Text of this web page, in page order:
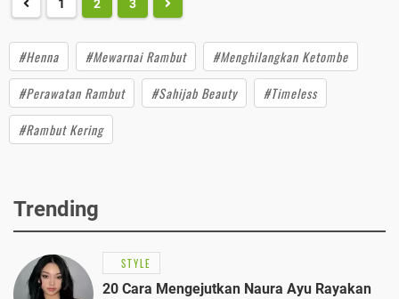
1 2 3
#Henna #Mewarnai Rambut
#Menghilangkan Ketombe
#Perawatan Rambut
#Sahijab Beauty
#Timeless
#Rambut Kering
Trending
STYLE
20 Cara Mengejutkan Naura Ayu Rayakan